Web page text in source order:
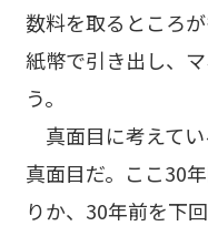
数料を取るところ
紙幣で引き出し、
う。
真面目に考えて
真面目だ。ここ30
りか、30年前を下